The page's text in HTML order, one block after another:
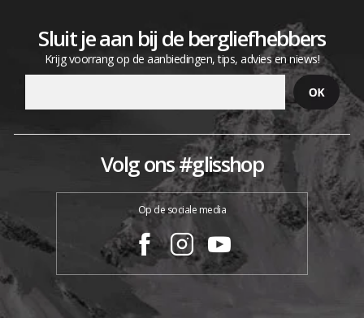
Sluit je aan bij de bergliefhebbers
Krijg voorrang op de aanbiedingen, tips, advies en niews!
Volg ons #glisshop
Op de sociale media